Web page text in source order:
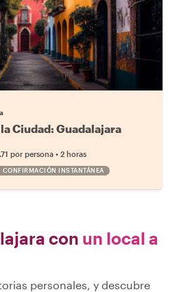
Ciudad: Guadalajara
por persona • 2 horas
CONFIRMACIÓN INSTANTÁNEA
con un local a
personales, y descubre